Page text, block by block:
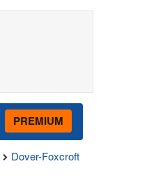
PREMIUM
Dover-Foxcroft